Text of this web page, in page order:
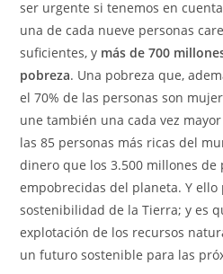
ser urgente si tenemos en
una de cada nueve personas
suficientes, y más de 700
pobreza. Una pobreza que,
el 70% de las personas son
une también una cada vez
las 85 personas más ricas del
dinero que los 3.500 millones de
empobrecidas del planeta. Y
sostenibilidad de la Tierra; y es
explotación de los recursos
un futuro sostenible para las